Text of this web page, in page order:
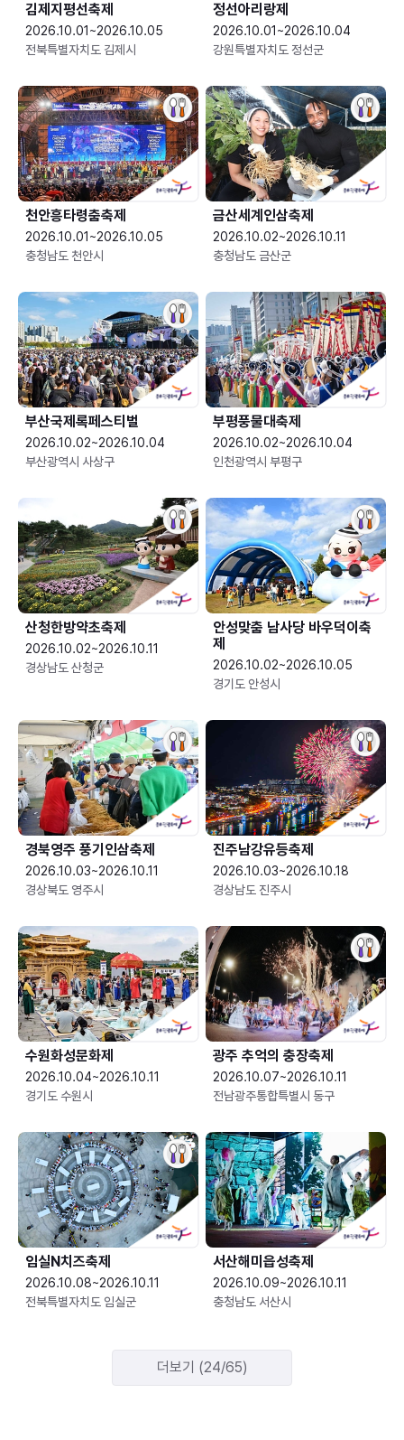
김제지평선축제
2026.10.01~2026.10.05
전북특별자치도 김제시
정선아리랑제
2026.10.01~2026.10.04
강원특별자치도 정선군
천안흥타령춤축제
2026.10.01~2026.10.05
충청남도 천안시
금산세계인삼축제
2026.10.02~2026.10.11
충청남도 금산군
부산국제록페스티벌
2026.10.02~2026.10.04
부산광역시 사상구
부평풍물대축제
2026.10.02~2026.10.04
인천광역시 부평구
산청한방약초축제
2026.10.02~2026.10.11
경상남도 산청군
안성맞춤 남사당 바우덕이축
제
2026.10.02~2026.10.05
경기도 안성시
경북영주 풍기인삼축제
2026.10.03~2026.10.11
경상북도 영주시
진주남강유등축제
2026.10.03~2026.10.18
경상남도 진주시
수원화성문화제
2026.10.04~2026.10.11
경기도 수원시
광주 추억의 충장축제
2026.10.07~2026.10.11
전남광주통합특별시 동구
임실N치즈축제
2026.10.08~2026.10.11
전북특별자치도 임실군
서산해미읍성축제
2026.10.09~2026.10.11
충청남도 서산시
더보기 (24/65)